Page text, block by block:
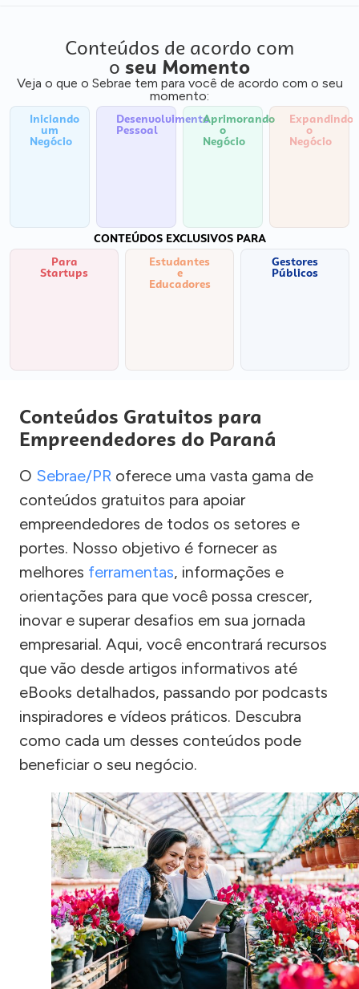
Conteúdos de acordo com
o seu Momento
Veja o que o Sebrae tem para você de acordo com o seu
momento:
Iniciando
um
Negócio
Desenvolvimento
Pessoal
Aprimorando
o
Negócio
Expandindo
o
Negócio
CONTEÚDOS EXCLUSIVOS PARA
Para
Startups
Estudantes
e
Educadores
Gestores
Públicos
Conteúdos Gratuitos para
Empreendedores do Paraná
O Sebrae/PR oferece uma vasta gama de
conteúdos gratuitos para apoiar
empreendedores de todos os setores e
portes. Nosso objetivo é fornecer as
melhores ferramentas, informações e
orientações para que você possa crescer,
inovar e superar desafios em sua jornada
empresarial. Aqui, você encontrará recursos
que vão desde artigos informativos até
eBooks detalhados, passando por podcasts
inspiradores e vídeos práticos. Descubra
como cada um desses conteúdos pode
beneficiar o seu negócio.